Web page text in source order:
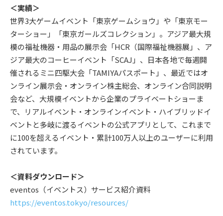
＜実績＞
世界3大ゲームイベント「東京ゲームショウ」や「東京モー
ターショー」「東京ガールズコレクション」。アジア最大規
模の福祉機器・用品の展示会「HCR（国際福祉機器展」、ア
ジア最大のコーヒーイベント「SCAJ」、日本各地で毎週開
催されるミニ四駆大会「TAMIYAパスポート」、最近ではオ
ンライン展示会・オンライン株主総会、オンライン合同説明
会など、大規模イベントから企業のプライベートショーま
で、リアルイベント・オンラインイベント・ハイブリッドイ
ベントと多岐に渡るイベントの公式アプリとして、これまで
に100を超えるイベント・累計100万人以上のユーザーに利用
されています。
＜資料ダウンロード＞
eventos（イベントス）サービス紹介資料
https://eventos.tokyo/resources/